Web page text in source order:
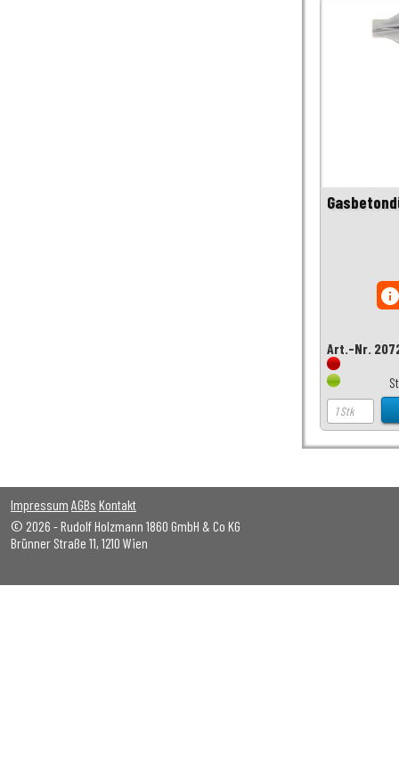
Art.-Nr.
Impressum AGBs Kontakt
© 2026 - Rudolf Holzmann 1860 GmbH & Co KG
Brünner Straße 11, 1210 Wien